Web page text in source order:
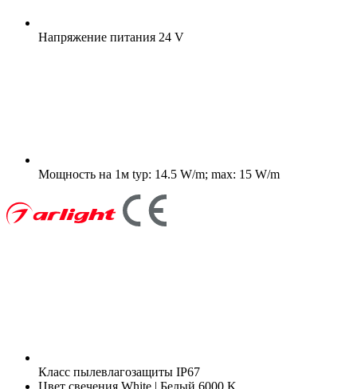
Напряжение питания 24 V
Мощность на 1м typ: 14.5 W/m; max: 15 W/m
Класс пылевлагозащиты IP67
Цвет свечения White | Белый 6000 K